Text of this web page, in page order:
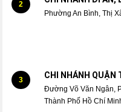
2
Phường An Bình, Thị
3 CHI NHÁNH QUẬN
Đường Võ Văn Ngân,
Thành Phố Hồ Chí